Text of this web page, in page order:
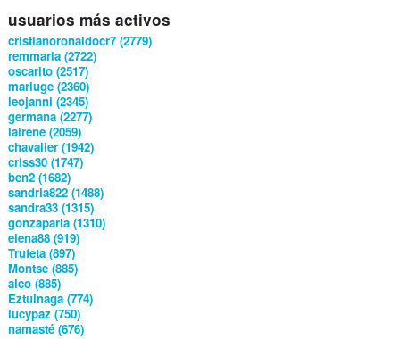
usuarios más activos
cristianoronaldocr7 (2779)
remmaria (2722)
oscarito (2517)
mariuge (2360)
leojanni (2345)
germana (2277)
lairene (2059)
chavalier (1942)
criss30 (1747)
ben2 (1682)
sandria822 (1488)
sandra33 (1315)
gonzaparla (1310)
elena88 (919)
Trufeta (897)
Montse (885)
alco (885)
Eztuinaga (774)
lucypaz (750)
namasté (676)